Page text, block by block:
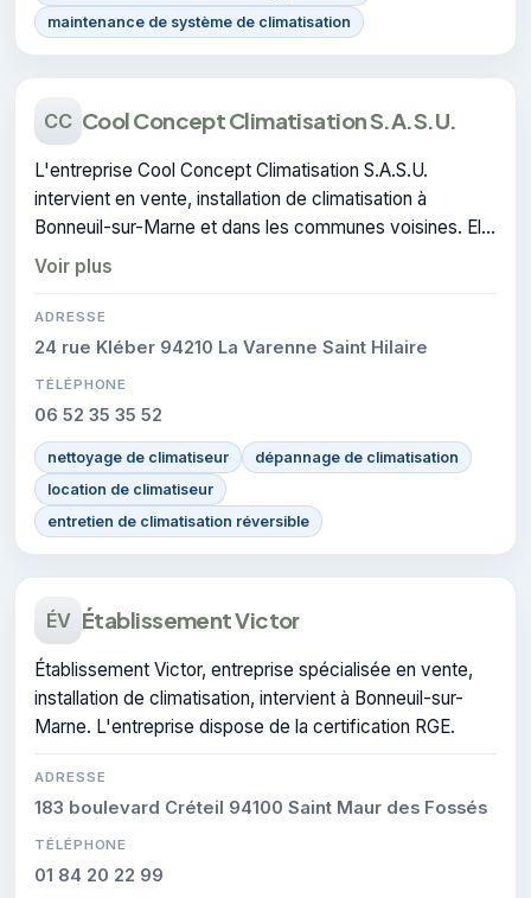
maintenance de système de climatisation
CC Cool Concept Climatisation S.A.S.U.
L'entreprise Cool Concept Climatisation S.A.S.U.
intervient en vente, installation de climatisation à
Bonneuil-sur-Marne et dans les communes voisines. Elle
est certifiée CERTIFIE, gage de conformité sur les
interventions réalisées.
Voir plus
ADRESSE
24 rue Kléber 94210 La Varenne Saint Hilaire
TÉLÉPHONE
06 52 35 35 52
nettoyage de climatiseur
dépannage de climatisation
location de climatiseur
entretien de climatisation réversible
ÉV Établissement Victor
Établissement Victor, entreprise spécialisée en vente,
installation de climatisation, intervient à Bonneuil-sur-
Marne. L'entreprise dispose de la certification RGE.
ADRESSE
183 boulevard Créteil 94100 Saint Maur des Fossés
TÉLÉPHONE
01 84 20 22 99